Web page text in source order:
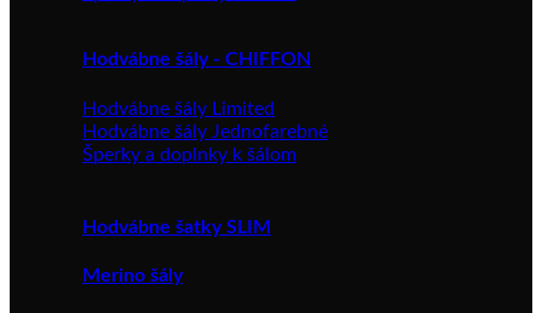
Hodvábne šály - CHIFFON
Hodvábne šály Limited
Hodvábne šály Jednofarebné
Šperky a doplnky k šálom
Hodvábne šatky SLIM
Merino šály